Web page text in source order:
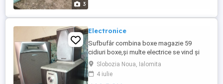
3
Electronice
Sufbufâr combina boxe magazie 59
cidiuri boxe,și multe electrice se vind și
separat
Slobozia Noua, Ialomita
4 iulie